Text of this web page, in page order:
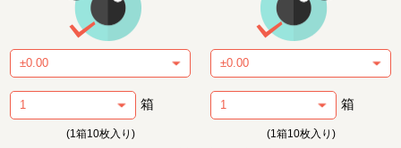
箱
(1箱10枚入り)
箱
(1箱10枚入り)